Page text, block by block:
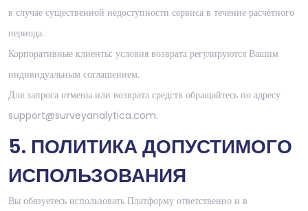
в случае существенной недоступности сервиса в течение расчётного
периода.
Корпоративные клиенты: условия возврата регулируются Вашим
индивидуальным соглашением.
Для запроса отмены или возврата средств обращайтесь по адресу
support@surveyanalytica.com.
5. ПОЛИТИКА ДОПУСТИМОГО
ИСПОЛЬЗОВАНИЯ
Вы обязуетесь использовать Платформу ответственно и в